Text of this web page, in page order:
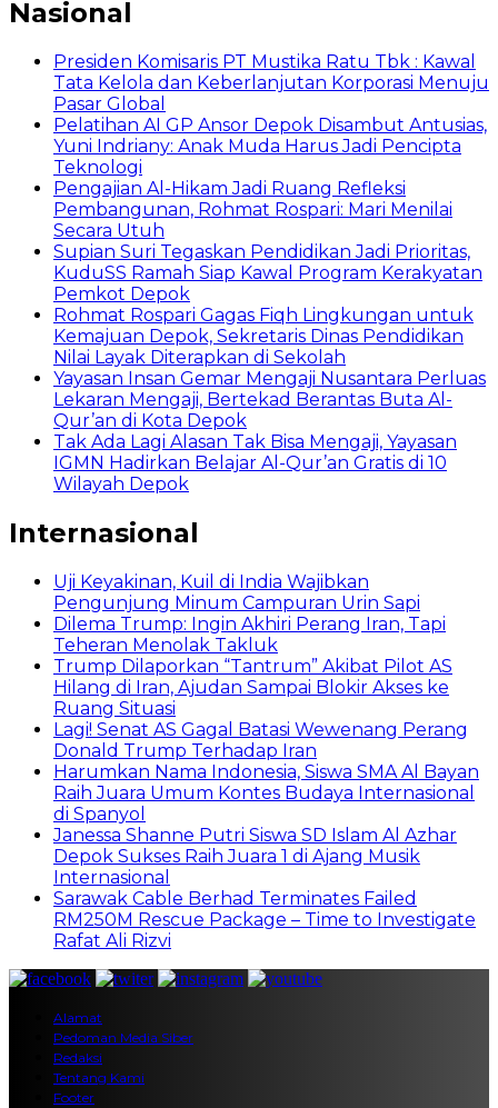
Nasional
Presiden Komisaris PT Mustika Ratu Tbk : Kawal
Tata Kelola dan Keberlanjutan Korporasi Menuju
Pasar Global
Pelatihan AI GP Ansor Depok Disambut Antusias,
Yuni Indriany: Anak Muda Harus Jadi Pencipta
Teknologi
Pengajian Al-Hikam Jadi Ruang Refleksi
Pembangunan, Rohmat Rospari: Mari Menilai
Secara Utuh
Supian Suri Tegaskan Pendidikan Jadi Prioritas,
KuduSS Ramah Siap Kawal Program Kerakyatan
Pemkot Depok
Rohmat Rospari Gagas Fiqh Lingkungan untuk
Kemajuan Depok, Sekretaris Dinas Pendidikan
Nilai Layak Diterapkan di Sekolah
Yayasan Insan Gemar Mengaji Nusantara Perluas
Lekaran Mengaji, Bertekad Berantas Buta Al-
Qur’an di Kota Depok
Tak Ada Lagi Alasan Tak Bisa Mengaji, Yayasan
IGMN Hadirkan Belajar Al-Qur’an Gratis di 10
Wilayah Depok
Internasional
Uji Keyakinan, Kuil di India Wajibkan
Pengunjung Minum Campuran Urin Sapi
Dilema Trump: Ingin Akhiri Perang Iran, Tapi
Teheran Menolak Takluk
Trump Dilaporkan “Tantrum” Akibat Pilot AS
Hilang di Iran, Ajudan Sampai Blokir Akses ke
Ruang Situasi
Lagi! Senat AS Gagal Batasi Wewenang Perang
Donald Trump Terhadap Iran
Harumkan Nama Indonesia, Siswa SMA Al Bayan
Raih Juara Umum Kontes Budaya Internasional
di Spanyol
Janessa Shanne Putri Siswa SD Islam Al Azhar
Depok Sukses Raih Juara 1 di Ajang Musik
Internasional
Sarawak Cable Berhad Terminates Failed
RM250M Rescue Package – Time to Investigate
Rafat Ali Rizvi
Alamat
Pedoman Media Siber
Redaksi
Tentang Kami
Footer